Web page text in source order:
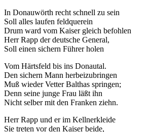
In Donauwörth recht schnell zu sein
Soll alles laufen feldquerein
Drum ward vom Kaiser gleich befohlen
Herr Rapp der deutsche General,
Soll einen sichern Führer holen
Vom Härtsfeld bis ins Donautal.
Den sichern Mann herbeizubringen
Muß wieder Vetter Balthas springen;
Denn seine junge Frau läßt ihn
Nicht selber mit den Franken ziehn.
Herr Rapp und er im Kellnerkleide
Sie treten vor den Kaiser beide,